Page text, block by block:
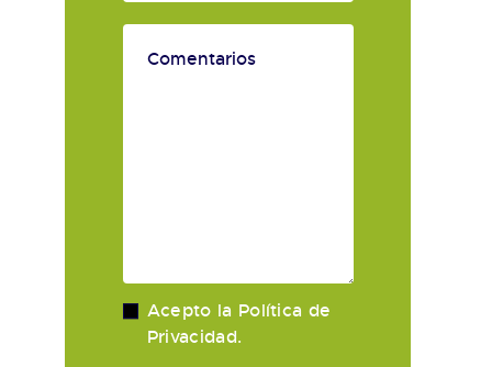
Acepto la Política de
Privacidad.